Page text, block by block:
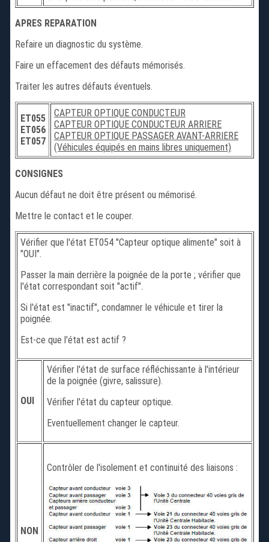
APRES REPARATION
Refaire un diagnostic du système.
Faire un effacement des défauts mémorisés.
Traiter les autres défauts éventuels.
ET055
ET056
ET057
CAPTEUR OPTIQUE CONDUCTEUR
CAPTEUR OPTIQUE CONDUCTEUR ARRIERE
CAPTEUR OPTIQUE PASSAGER AVANT-ARRIERE
(Véhicules équipés en mains libres uniquement)
CONSIGNES
Aucun défaut ne doit être présent ou mémorisé.
Mettre le contact et le couper.
Vérifier que l'état ET054 "Capteur optique alimente" soit à
"OUI".
Passer la main derrière la poignée de la porte ; vérifier que
l'état correspondant soit "actif".
Si l'état est "inactif", condamner le véhicule et tirer la
poignée.
Est-ce que l'état est actif ?
OUI
Vérifier l'état de surface réfléchissante à l'intérieur
de la poignée (givre, salissure).
Vérifier l'état du capteur optique.
Eventuellement changer le capteur.
NON
Contrôler de l'isolement et continuité des liaisons :